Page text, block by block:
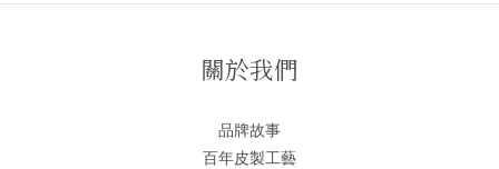
關於我們
品牌故事
百年皮製工藝